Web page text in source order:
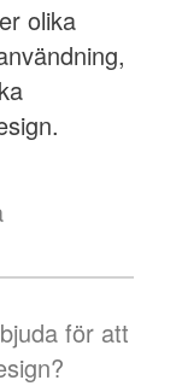
olika
för att